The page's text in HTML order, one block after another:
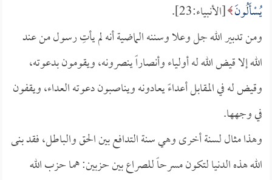
يُسْأَلُونَ [الأنبياء:23].
ومن تدبير الله جل وعلا وسننه الماضية أنه لم يأتِ رسول من عند
الله إلا قيض الله له أولياء وأنصاراً ينصرونه، ويقومون بدعوته،
وقيض له في المقابل أعداءً يعادونه ويناصبون دعوته العداء، ويقفون
في وجهها.
وهذا مثال لسنة أخرى وهي سنة التدافع بين الحق والباطل، فقد بنى
الله هذه الدنيا لتكون مسرحاً للصراع بين حزبين: هما حزب الله